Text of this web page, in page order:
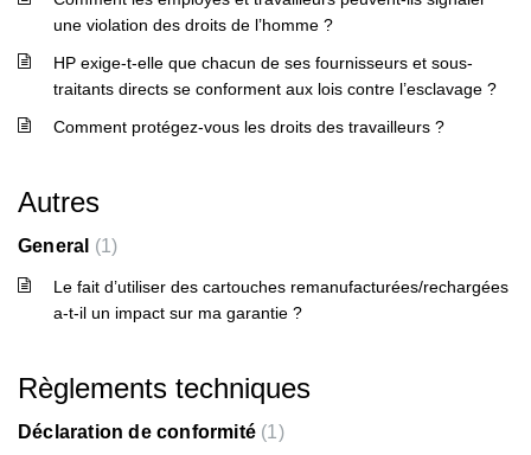
une violation des droits de l’homme ?
HP exige-t-elle que chacun de ses fournisseurs et sous-
traitants directs se conforment aux lois contre l’esclavage ?
Comment protégez-vous les droits des travailleurs ?
Autres
General 1
Le fait d’utiliser des cartouches remanufacturées/rechargées
a-t-il un impact sur ma garantie ?
Règlements techniques
Déclaration de conformité 1